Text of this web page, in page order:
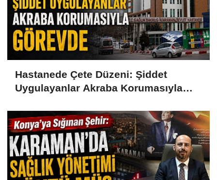
Hastanede Çete Düzeni: Şiddet
Uygulayanlar Akraba Korumasıyla